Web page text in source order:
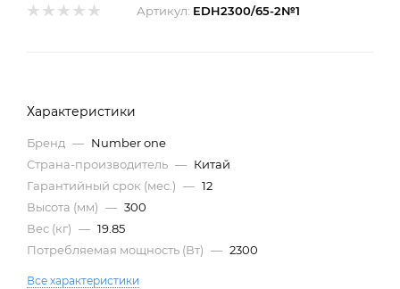
Артикул: EDH2300/65-2№1
Характеристики
Бренд — Number one
Страна-производитель — Китай
Гарантийный срок (мес.) — 12
Высота (мм) — 300
Вес (кг) — 19.85
Потребляемая мощность (Вт) — 2300
Все характеристики